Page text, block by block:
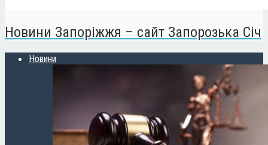
Новини Запоріжжя – сайт Запорозька Січ
Новини